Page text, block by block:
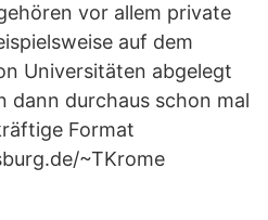
vor allem private
auf dem
Universitäten abgelegt
dann durchaus schon mal
Format
~TKrome